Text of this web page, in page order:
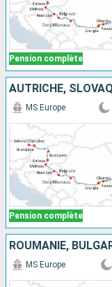
Pension complète
Pension complète
MS Europe
MS Europe